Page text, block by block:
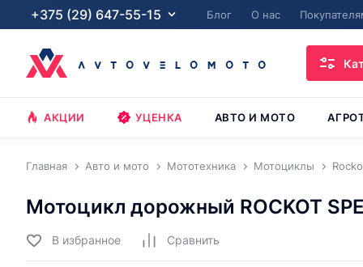
+375 (29) 647-55-15 Блог О нас
АКЦИИ УЦЕНКА АВТО И МОТО
Главная Авто и мото Мототехника Мотоциклы
Мотоцикл дорожный ROCKOT
В избранное Cравнить